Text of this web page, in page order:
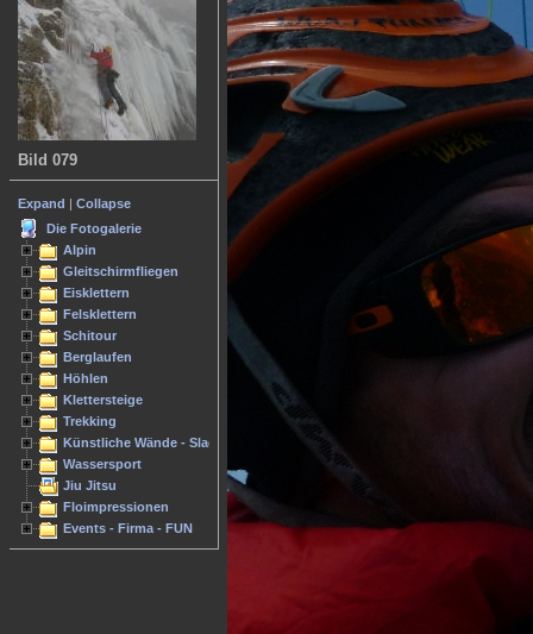
Bild 079
Expand
Collapse
Die Fotogalerie
Alpin
Gleitschirmfliegen
Eisklettern
Felsklettern
Schitour
Berglaufen
Höhlen
Klettersteige
Trekking
Künstliche Wände - Slacken
Wassersport
Jiu Jitsu
Floimpressionen
Events - Firma - FUN